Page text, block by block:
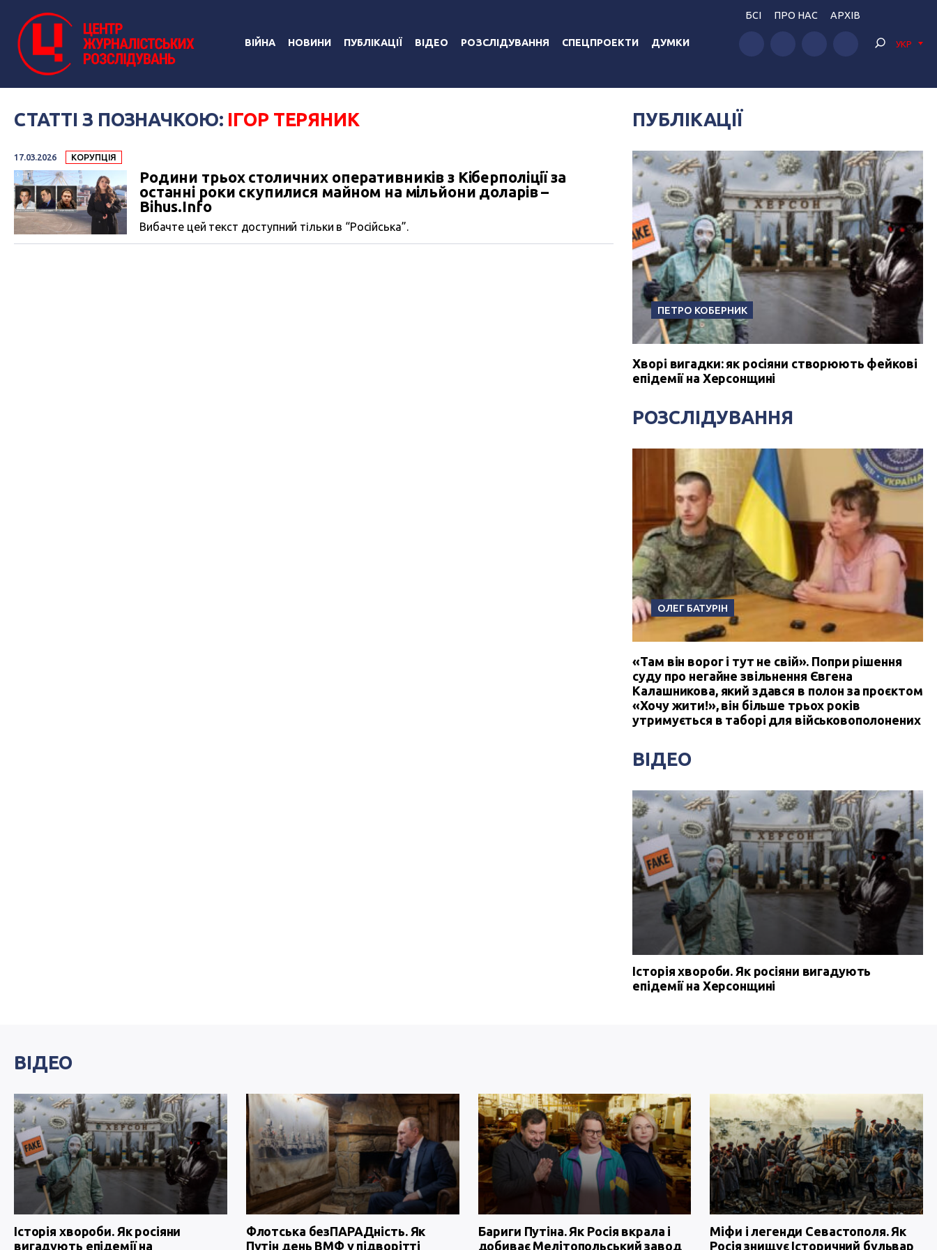
ВІЙНА НОВИНИ ПУБЛІКАЦІЇ ВІДЕО РОЗСЛІДУВАННЯ СПЕЦПРОЕКТИ ДУМКИ
БСІ ПРО НАС АРХІВ
УКР
СТАТТІ З ПОЗНАЧКОЮ: ІГОР ТЕРЯНИК
17.03.2026 КОРУПЦІЯ
Родини трьох столичних оперативників з Кіберполіції за
останні роки скупилися майном на мільйони доларів –
Bihus.Infо
Вибачте цей текст доступний тільки в “Російська”.
ПУБЛІКАЦІЇ
ПЕТРО КОБЕРНИК
Хворі вигадки: як росіяни створюють фейкові
епідемії на Херсонщині
РОЗСЛІДУВАННЯ
ОЛЕГ БАТУРІН
«Там він ворог і тут не свій». Попри рішення
суду про негайне звільнення Євгена
Калашникова, який здався в полон за проєктом
«Хочу жити!», він більше трьох років
утримується в таборі для військовополонених
ВІДЕО
Історія хвороби. Як росіяни вигадують
епідемії на Херсонщині
ВІДЕО
Історія хвороби. Як росіяни
вигадують епідемії на
Флотська безПАРАДність. Як
Путін день ВМФ у підворітті
Бариги Путіна. Як Росія вкрала і
добиває Мелітопольський завод
Міфи і легенди Севастополя. Як
Росія знищує Історичний бульвар